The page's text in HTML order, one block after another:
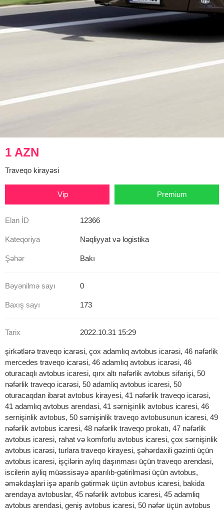
1 AZN
Traveqo kirayəsi
Vip Premium
Elan İD 12366
Kateqoriya Nəqliyyat və logistika
Şəhər Bakı
Bəyənilmə sayı 0
Baxış sayı 173
Tarix 2022.10.31 15:29
şirkətlərə traveqo icarəsi, çox adamlıq avtobus icarəsi, 46 nəfərlik
mercedes traveqo icarəsi, 46 adamlıq avtobus icarəsi, 46
oturacaqlı avtobus icaresi, qırx altı nəfərlik avtobus sifarişi, 50
nəfərlik traveqo icarəsi, 50 adamliq avtobus icaresi, 50
oturacaqdan ibarət avtobus kirayesi, 41 nəfərlik traveqo icarəsi,
41 adamlıq avtobus arendasi, 41 sərnişinlik avtobus icaresi, 46
sernişinlik avtobus, 50 sərnişinlik traveqo avtobusunun icaresi, 49
nəfərlik avtobus icaresi, 48 nəfərlik traveqo prokatı, 47 nəfərlik
avtobus icaresi, rahat və komforlu avtobus icaresi, çox sərnişinlik
avtobus icarəsi, turlara traveqo kirayesi, şəhərdaxili gəzinti üçün
avtobus icaresi, işçilərin aylıq daşınması üçün traveqo arendasi,
iscilerin ayliq müəssisəyə aparılıb-gətirilməsi üçün avtobus,
əməkdaşlari işə aparıb gətirmək üçün avtobus icaresi, bakida
arendaya avtobuslar, 45 nəfərlik avtobus icaresi, 45 adamliq
avtobus arendasi, geniş avtobus icaresi, 50 nəfər üçün avtobus